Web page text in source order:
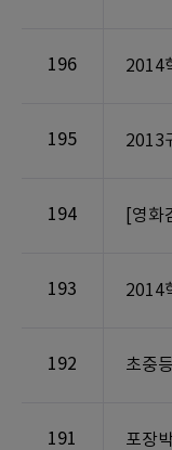
196 2014
195 2013
194 [영
193 2014
192 초중
191 포장